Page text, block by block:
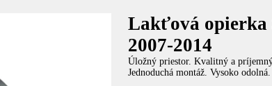
Lakťová opierka
2007-2014
Úložný priestor. Kvalitný a
Jednoduchá montáž. Vysoko odolná.